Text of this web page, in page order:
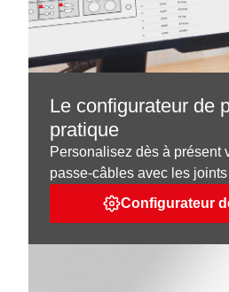
Le configurateur de
pratique
Personalisez dès à présent
passe-câbles avec les
Configurateur